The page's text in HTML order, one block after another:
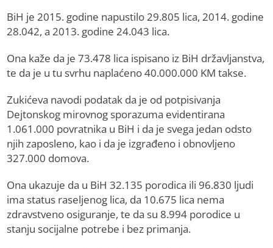
BiH je 2015. godine napustilo 29.805 lica, 2014. godine
28.042, a 2013. godine 24.043 lica.
Ona kaže da je 73.478 lica ispisano iz BiH državljanstva,
te da je u tu svrhu naplaćeno 40.000.000 KM takse.
Zukićeva navodi podatak da je od potpisivanja
Dejtonskog mirovnog sporazuma evidentirana
1.061.000 povratnika u BiH i da je svega jedan odsto
njih zaposleno, kao i da je izgrađeno i obnovljeno
327.000 domova.
Ona ukazuje da u BiH 32.135 porodica ili 96.830 ljudi
ima status raseljenog lica, da 10.675 lica nema
zdravstveno osiguranje, te da su 8.994 porodice u
stanju socijalne potrebe i bez primanja.